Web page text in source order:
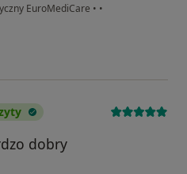
EuroMediCare • •
dobry